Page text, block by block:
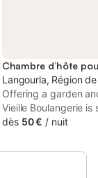
Langourla, Région
Offering a garden
Vieille Boulangerie is
Langourla, 43 km
and History of Saint-
dès 50 € / nuit